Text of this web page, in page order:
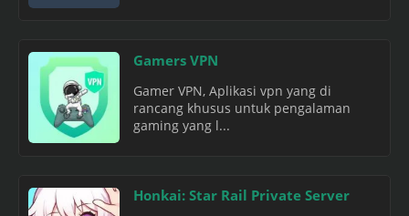
Gamers VPN
Gamer VPN, Aplikasi vpn yang di
rancang khusus untuk pengalaman
gaming yang l...
Honkai: Star Rail Private Server